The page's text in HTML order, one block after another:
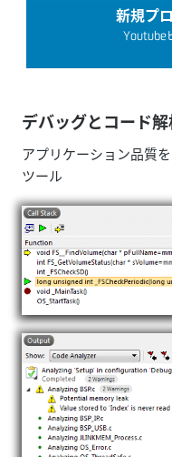
新規プ
Youtube
デバッグとコード解
アプリケーション品質
ツール